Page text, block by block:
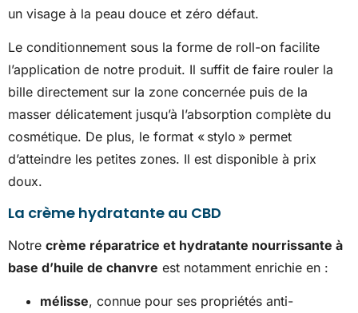
un visage à la peau douce et zéro défaut.
Le conditionnement sous la forme de roll-on facilite
l’application de notre produit. Il suffit de faire rouler la
bille directement sur la zone concernée puis de la
masser délicatement jusqu’à l’absorption complète du
cosmétique. De plus, le format « stylo » permet
d’atteindre les petites zones. Il est disponible à prix
doux.
La crème hydratante au CBD
Notre crème réparatrice et hydratante nourrissante à
base d’huile de chanvre est notamment enrichie en :
mélisse, connue pour ses propriétés anti-